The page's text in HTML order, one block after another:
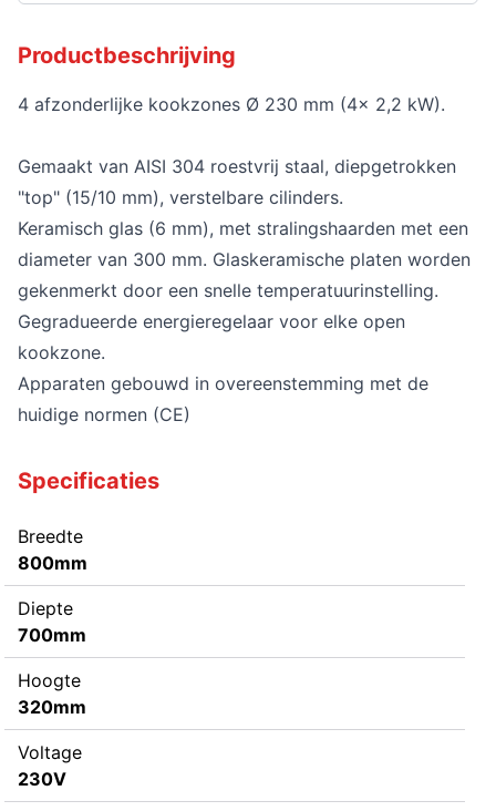
Productbeschrijving
4 afzonderlijke kookzones Ø 230 mm (4x 2,2 kW).
Gemaakt van AISI 304 roestvrij staal, diepgetrokken
"top" (15/10 mm), verstelbare cilinders.
Keramisch glas (6 mm), met stralingshaarden met een
diameter van 300 mm. Glaskeramische platen worden
gekenmerkt door een snelle temperatuurinstelling.
Gegradueerde energieregelaar voor elke open
kookzone.
Apparaten gebouwd in overeenstemming met de
huidige normen (CE)
Specificaties
Breedte
800mm
Diepte
700mm
Hoogte
320mm
Voltage
230V